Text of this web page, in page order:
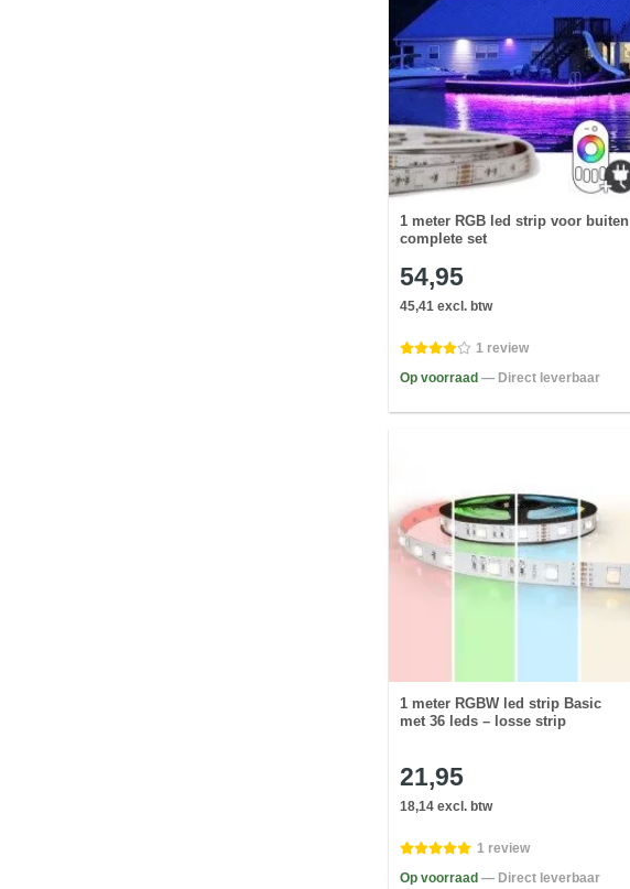
1 meter RGB led strip voor buiten
complete set
54,95
45,41 excl. btw
1 review
Op voorraad — Direct leverbaar
1 meter RGBW led strip Basic
met 36 leds – losse strip
21,95
18,14 excl. btw
1 review
Op voorraad — Direct leverbaar